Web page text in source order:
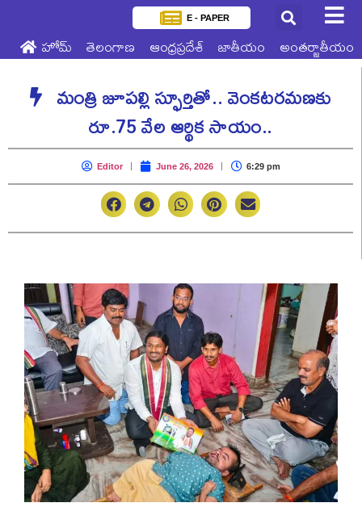
E - PAPER
హోమ్ తెలంగాణ ఆంధ్రప్రదేశ్ జాతీయం అంతర్జాతీయం
మంత్రి జూపల్లి స్ఫూర్తితో.. వెంకటరమణకు
రూ.75 వేల ఆర్థిక సాయం..
Editor June 26, 2026 6:29 pm